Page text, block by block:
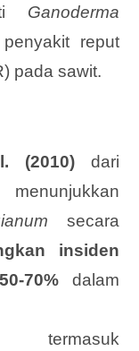
Ganoderma
reput
pada sawit.
(2010)dari
secara
insiden
70% dalam
termasuk